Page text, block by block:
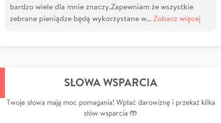
bardzo wiele dla mnie znaczy.Zapewniam że wszystkie
zebrane pieniądze będą wykorzystane w… Zobacz więcej
SŁOWA WSPARCIA
Twoje słowa mają moc pomagania! Wpłać darowiznę i przekaż kilka
słów wsparcia 🤲